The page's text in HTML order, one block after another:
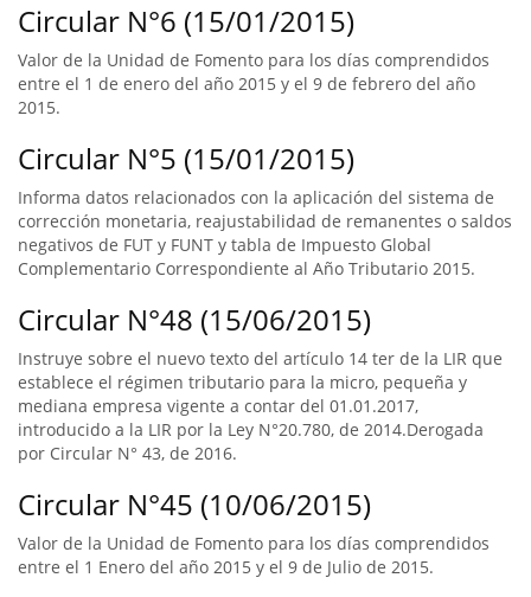
Circular N°6 (15/01/2015)
Valor de la Unidad de Fomento para los días comprendidos
entre el 1 de enero del año 2015 y el 9 de febrero del año
2015.
Circular N°5 (15/01/2015)
Informa datos relacionados con la aplicación del sistema de
corrección monetaria, reajustabilidad de remanentes o saldos
negativos de FUT y FUNT y tabla de Impuesto Global
Complementario Correspondiente al Año Tributario 2015.
Circular N°48 (15/06/2015)
Instruye sobre el nuevo texto del artículo 14 ter de la LIR que
establece el régimen tributario para la micro, pequeña y
mediana empresa vigente a contar del 01.01.2017,
introducido a la LIR por la Ley N°20.780, de 2014.Derogada
por Circular N° 43, de 2016.
Circular N°45 (10/06/2015)
Valor de la Unidad de Fomento para los días comprendidos
entre el 1 Enero del año 2015 y el 9 de Julio de 2015.